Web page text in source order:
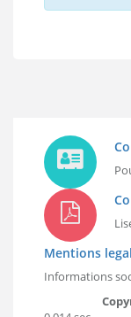
Mentions
Informations